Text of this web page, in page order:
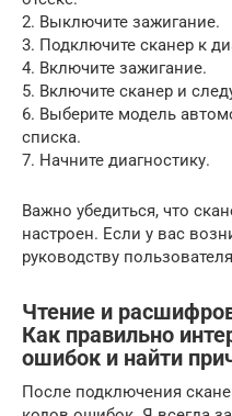
2. Выключите зажигание.
3. Подключите сканер к
4. Включите зажигание.
5. Включите сканер и
6. Выберите модель
списка.
7. Начните диагностику.
Важно убедиться, что
настроен. Если у вас
руководству
Чтение и
Как правильно
ошибок и найти
После подключения